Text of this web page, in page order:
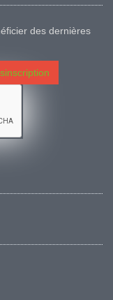
des dernières